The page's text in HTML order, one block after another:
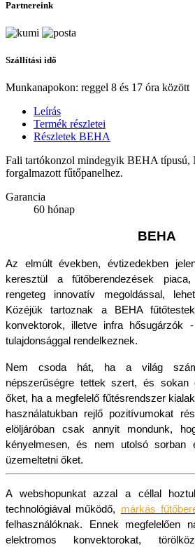
Partnereink
Szállítási idő
Munkanapokon: reggel 8 és 17 óra között
Leírás
Termék részletei
Részletek BEHA
Fali tartókonzol mindegyik BEHA típusú,
forgalmazott fűtőpanelhez.
Garancia
60 hónap
BEHA
Az elmúlt években, évtizedekben
keresztül a fűtőberendezések
rengeteg innovatív megoldással,
Közéjük tartoznak a BEHA
konvektorok, illetve infra hősugárzók
tulajdonsággal rendelkeznek.
Nem csoda hát, ha a világ
népszerűségre tettek szert, és sokan
őket, ha a megfelelő fűtésrendszer
használatukban rejlő pozitívumokat
elöljáróban csak annyit mondunk,
kényelmesen, és nem utolsó sorban
üzemeltetni őket.
A webshopunkat azzal a céllal
technológiával működő, márkás
felhasználóknak. Ennek megfelelően
elektromos konvektorokat,